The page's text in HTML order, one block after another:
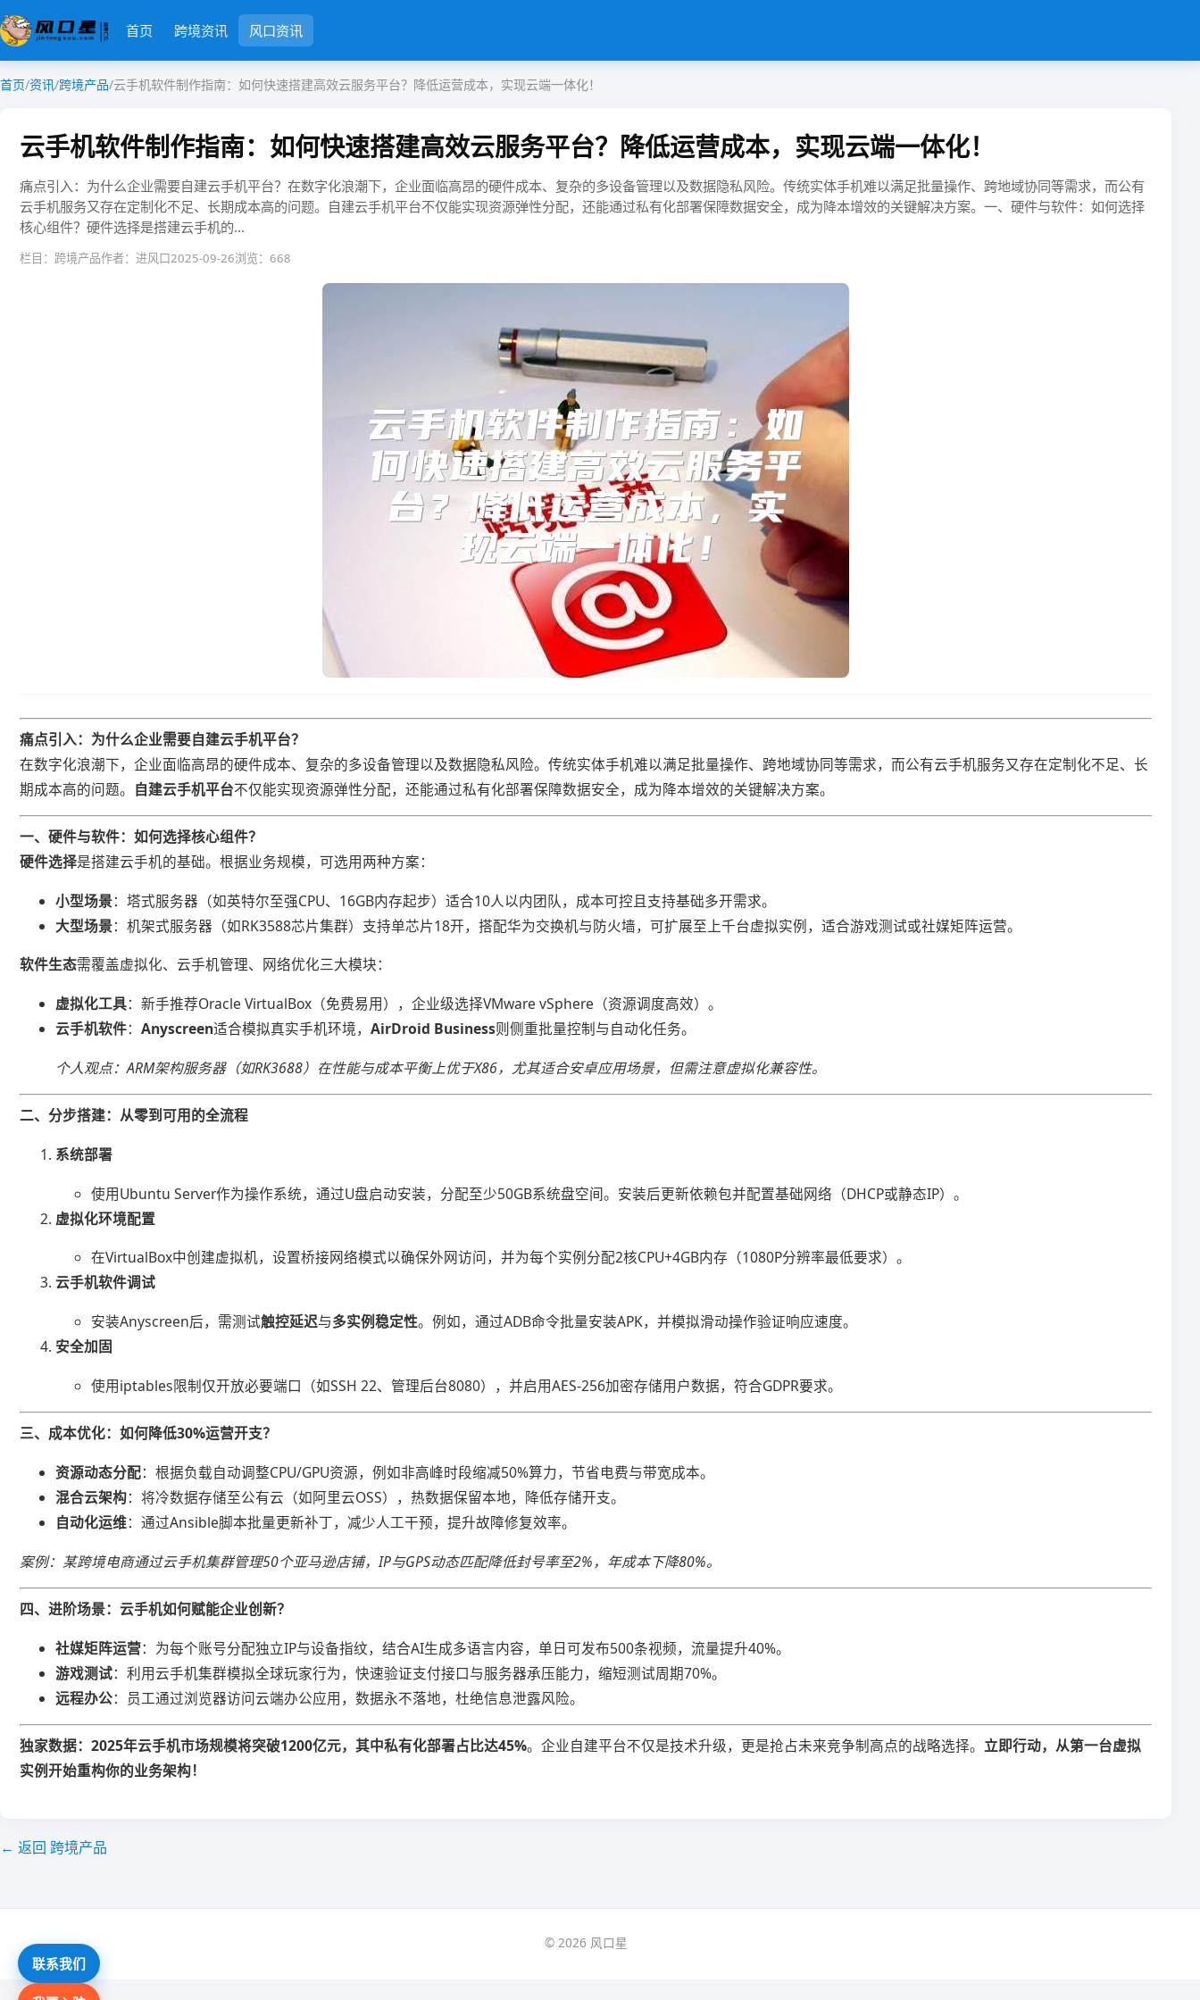
首页 跨境资讯 风口资讯
首页/资讯/跨境产品/云手机软件制作指南：如何快速搭建高效云服务平台？降低运营成本，实现云端一体化！
云手机软件制作指南：如何快速搭建高效云服务平台？降低运营成本，实现云端一体化！
​​痛点引入：为什么企业需要自建云手机平台？​​在数字化浪潮下，企业面临高昂的硬件成本、复杂的多设备管理以及数据隐私风险。传统实体手机难以满足批量操作、跨地域协同等需求，而公有
云手机服务又存在定制化不足、长期成本高的问题。​​自建云手机平台​​不仅能实现资源弹性分配，还能通过私有化部署保障数据安全，成为降本增效的关键解决方案。​​一、硬件与软件：如何选择
核心组件？​​​​硬件选择​​是搭建云手机的...
栏目：跨境产品作者：进风口2025-09-26浏览：668
​痛点引入：为什么企业需要自建云手机平台？​
在数字化浪潮下，企业面临高昂的硬件成本、复杂的多设备管理以及数据隐私风险。传统实体手机难以满足批量操作、跨地域协同等需求，而公有云手机服务又存在定制化不足、长
期成本高的问题。​ ​自建云手机平台​​不仅能实现资源弹性分配，还能通过私有化部署保障数据安全，成为降本增效的关键解决方案。
​一、硬件与软件：如何选择核心组件？​
​硬件选择​​是搭建云手机的基础。根据业务规模，可选用两种方案：
​小型场景​​：塔式服务器（如英特尔至强CPU、16GB内存起步）适合10人以内团队，成本可控且支持基础多开需求。
​大型场景​​：机架式服务器（如RK3588芯片集群）支持单芯片18开，搭配华为交换机与防火墙，可扩展至上千台虚拟实例，适合游戏测试或社媒矩阵运营。
​软件生态​​需覆盖虚拟化、云手机管理、网络优化三大模块：
​虚拟化工具​​：新手推荐Oracle VirtualBox（免费易用），企业级选择VMware vSphere（资源调度高效）。
​云手机软件​​：​​Anyscreen​​适合模拟真实手机环境，​​AirDroid Business​​则侧重批量控制与自动化任务。
个人观点：ARM架构服务器（如RK3688）在性能与成本平衡上优于X86，尤其适合安卓应用场景，但需注意虚拟化兼容性。
​二、分步搭建：从零到可用的全流程​
​系统部署​
使用Ubuntu Server作为操作系统，通过U盘启动安装，分配至少50GB系统盘空间。安装后更新依赖包并配置基础网络（DHCP或静态IP）。
​虚拟化环境配置​
在VirtualBox中创建虚拟机，设置桥接网络模式以确保外网访问，并为每个实例分配2核CPU+4GB内存（1080P分辨率最低要求）。
​云手机软件调试​
安装Anyscreen后，需测试​​触控延迟​​与​​多实例稳定性​​。例如，通过ADB命令批量安装APK，并模拟滑动操作验证响应速度。
​安全加固​
使用iptables限制仅开放必要端口（如SSH 22、管理后台8080），并启用AES-256加密存储用户数据，符合GDPR要求。
​三、成本优化：如何降低30%运营开支？​
​资源动态分配​​：根据负载自动调整CPU/GPU资源，例如非高峰时段缩减50%算力，节省电费与带宽成本。
​混合云架构​​：将冷数据存储至公有云（如阿里云OSS），热数据保留本地，降低存储开支。
​自动化运维​​：通过Ansible脚本批量更新补丁，减少人工干预，提升故障修复效率。
案例：某跨境电商通过云手机集群管理50个亚马逊店铺，IP与GPS动态匹配降低封号率至2%，年成本下降80%。
​四、进阶场景：云手机如何赋能企业创新？​
​社媒矩阵运营​​：为每个账号分配独立IP与设备指纹，结合AI生成多语言内容，单日可发布500条视频，流量提升40%。
​游戏测试​​：利用云手机集群模拟全球玩家行为，快速验证支付接口与服务器承压能力，缩短测试周期70%。
​远程办公​​：员工通过浏览器访问云端办公应用，数据永不落地，杜绝信息泄露风险。
​独家数据：2025年云手机市场规模将突破1200亿元，其中私有化部署占比达45%​​。企业自建平台不仅是技术升级，更是抢占未来竞争制高点的战略选择。​​立即行动，从第一台虚拟
实例开始重构你的业务架构！​
← 返回 跨境产品
© 2026 风口星
联系我们